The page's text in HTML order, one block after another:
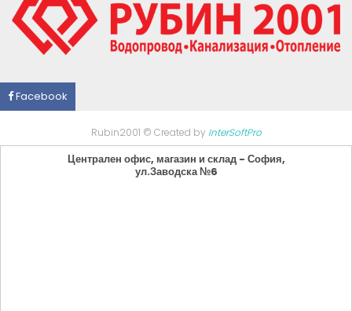
Facebook
Rubin2001 © Created by InterSoftPro
Централен офис, магазин и склад - София,
ул.Заводска №6